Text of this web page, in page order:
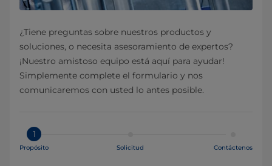
¿Tiene preguntas sobre nuestros productos y
soluciones, o necesita asesoramiento de expertos?
¡Nuestro amistoso equipo está aquí para ayudar!
Simplemente complete el formulario y nos
comunicaremos con usted lo antes posible.
1
Propósito Solicitud Contáctenos